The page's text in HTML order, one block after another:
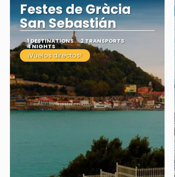
Festes de Gràcia
San Sebastián
1 DESTINATIONS 2 TRANSPORTS
4 NIGHTS
¡Vuelos directos!